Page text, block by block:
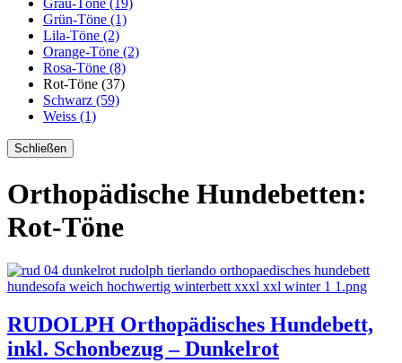
Grau-Töne (19)
Grün-Töne (1)
Lila-Töne (2)
Orange-Töne (2)
Rosa-Töne (8)
Rot-Töne (37)
Schwarz (59)
Weiss (1)
Schließen
Orthopädische Hundebetten:
Rot-Töne
RUDOLPH Orthopädisches Hundebett,
inkl. Schonbezug – Dunkelrot